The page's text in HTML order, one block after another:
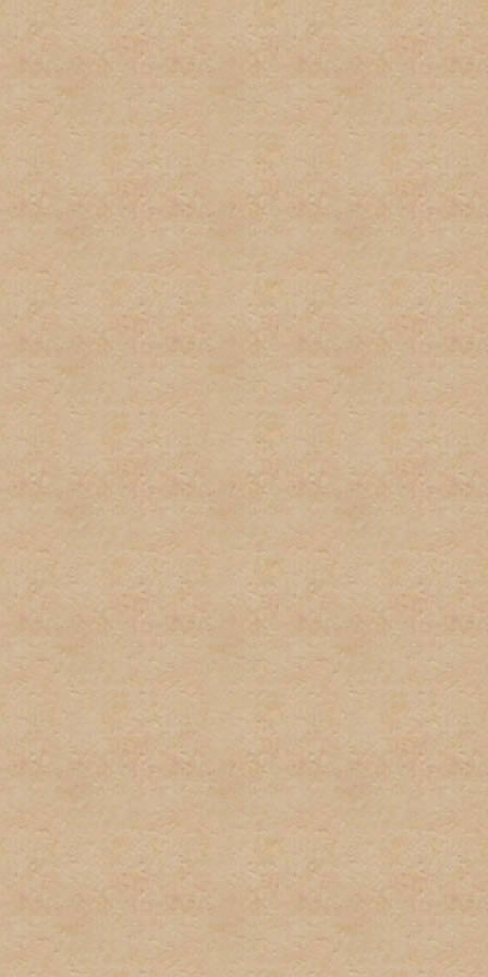
2. No habrá uso excesivo
mantengan este tipo del
3. Cada usuario tiene
suplantación de terceros
instancia habrá una
instacia el usuario sera
o herir algun otro
5. El spam no será
con el propósito de
7. Se tratará de poner
deberá tomar el tiempo
descripciones de los
puestos en las áreas
preguntas, asi como los